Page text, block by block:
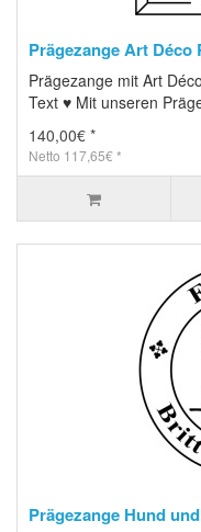
Prägezange Art Déco
Prägezange mit Art
Text ♥ Mit unseren
140,00€ *
Netto 117,65€ *
Prägezange Hund